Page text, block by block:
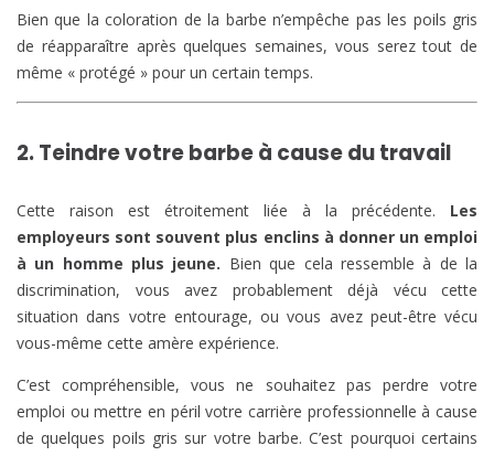
Bien que la coloration de la barbe n’empêche pas les poils gris
de réapparaître après quelques semaines, vous serez tout de
même « protégé » pour un certain temps.
2. Teindre votre barbe à cause du travail
Cette raison est étroitement liée à la précédente. Les
employeurs sont souvent plus enclins à donner un emploi
à un homme plus jeune. Bien que cela ressemble à de la
discrimination, vous avez probablement déjà vécu cette
situation dans votre entourage, ou vous avez peut-être vécu
vous-même cette amère expérience.
C’est compréhensible, vous ne souhaitez pas perdre votre
emploi ou mettre en péril votre carrière professionnelle à cause
de quelques poils gris sur votre barbe. C’est pourquoi certains